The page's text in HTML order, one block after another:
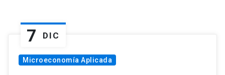
7 DIC
Microeconomía Aplicada